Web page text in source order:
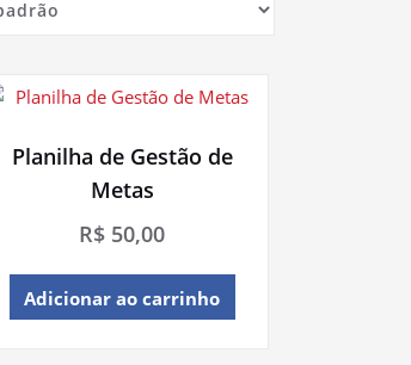
Planilha de Gestão de
Metas
R$ 50,00
Adicionar ao carrinho